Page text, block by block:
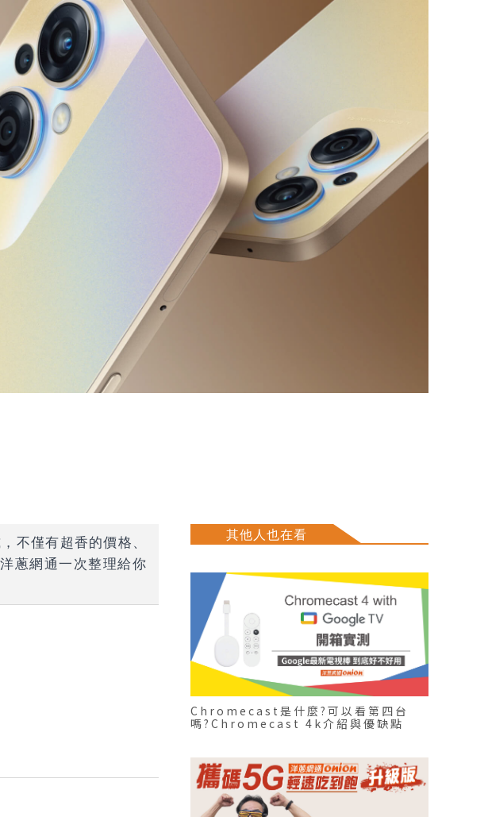
不僅有超香的價格、
蔥網通一次整理給你
其他人也在看
Chromecast是什麼?可以看第四台
嗎?Chromecast 4k介紹與優缺點